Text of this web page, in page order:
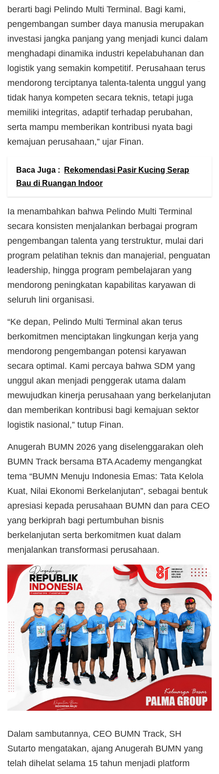
berarti bagi Pelindo Multi Terminal. Bagi kami,
pengembangan sumber daya manusia merupakan
investasi jangka panjang yang menjadi kunci dalam
menghadapi dinamika industri kepelabuhanan dan
logistik yang semakin kompetitif. Perusahaan terus
mendorong terciptanya talenta-talenta unggul yang
tidak hanya kompeten secara teknis, tetapi juga
memiliki integritas, adaptif terhadap perubahan,
serta mampu memberikan kontribusi nyata bagi
kemajuan perusahaan,” ujar Finan.
Baca Juga :
Rekomendasi Pasir Kucing Serap
Bau di Ruangan Indoor
Ia menambahkan bahwa Pelindo Multi Terminal
secara konsisten menjalankan berbagai program
pengembangan talenta yang terstruktur, mulai dari
program pelatihan teknis dan manajerial, penguatan
leadership, hingga program pembelajaran yang
mendorong peningkatan kapabilitas karyawan di
seluruh lini organisasi.
“Ke depan, Pelindo Multi Terminal akan terus
berkomitmen menciptakan lingkungan kerja yang
mendorong pengembangan potensi karyawan
secara optimal. Kami percaya bahwa SDM yang
unggul akan menjadi penggerak utama dalam
mewujudkan kinerja perusahaan yang berkelanjutan
dan memberikan kontribusi bagi kemajuan sektor
logistik nasional,” tutup Finan.
Anugerah BUMN 2026 yang diselenggarakan oleh
BUMN Track bersama BTA Academy mengangkat
tema “BUMN Menuju Indonesia Emas: Tata Kelola
Kuat, Nilai Ekonomi Berkelanjutan”, sebagai bentuk
apresiasi kepada perusahaan BUMN dan para CEO
yang berkiprah bagi pertumbuhan bisnis
berkelanjutan serta berkomitmen kuat dalam
menjalankan transformasi perusahaan.
Dalam sambutannya, CEO BUMN Track, SH
Sutarto mengatakan, ajang Anugerah BUMN yang
telah dihelat selama 15 tahun menjadi platform